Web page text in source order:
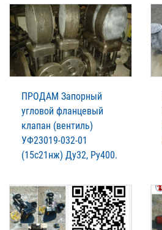
ПРОДАМ Запорный
угловой фланцевый
клапан (вентиль)
УФ23019-032-01
(15с21нж) Ду32, Ру400.